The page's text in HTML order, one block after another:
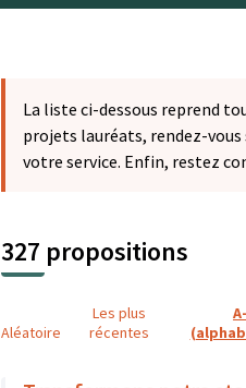
La liste ci-dessous reprend
projets lauréats, rendez-
votre service. Enfin, restez
327 propositions
Aléatoire
Les plus
récentes